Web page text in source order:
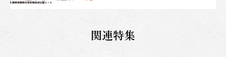
関連特集